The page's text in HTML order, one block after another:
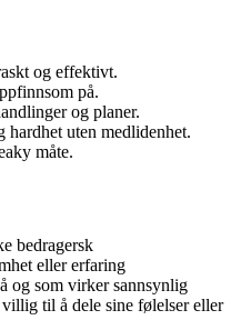
og effektivt.
på.
og planer.
uten medlidenhet.
måte.
bedragersk
eller erfaring
og som virker sannsynlig
til å dele sine følelser eller